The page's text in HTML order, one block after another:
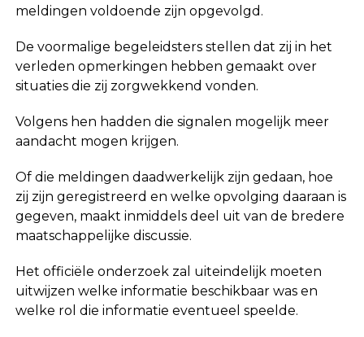
meldingen voldoende zijn opgevolgd.
De voormalige begeleidsters stellen dat zij in het
verleden opmerkingen hebben gemaakt over
situaties die zij zorgwekkend vonden.
Volgens hen hadden die signalen mogelijk meer
aandacht mogen krijgen.
Of die meldingen daadwerkelijk zijn gedaan, hoe
zij zijn geregistreerd en welke opvolging daaraan is
gegeven, maakt inmiddels deel uit van de bredere
maatschappelijke discussie.
Het officiële onderzoek zal uiteindelijk moeten
uitwijzen welke informatie beschikbaar was en
welke rol die informatie eventueel speelde.